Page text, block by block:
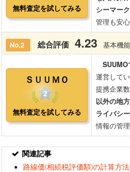
関連記事
路線価(相続税評価額)の計算方法